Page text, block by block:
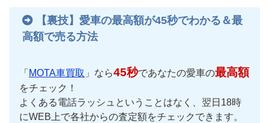
【裏技】愛車の最高額が45秒でわかる＆最
高額で売る方法
「 MOTA車買取 」なら45秒であなたの愛車の最高額
をチェック！
よくある電話ラッシュということはなく、翌日18時
にWEB上で各社からの査定額をチェックできます。